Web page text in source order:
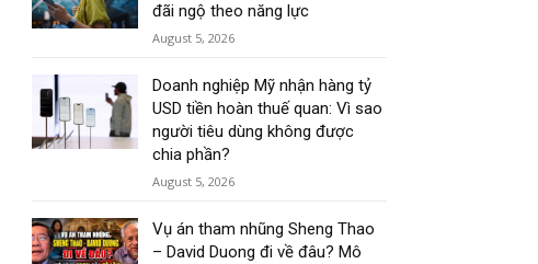
đãi ngộ theo năng lực
August 5, 2026
Doanh nghiệp Mỹ nhận hàng tỷ
USD tiền hoàn thuế quan: Vì sao
người tiêu dùng không được
chia phần?
August 5, 2026
Vụ án tham nhũng Sheng Thao
– David Duong đi về đâu? Mô